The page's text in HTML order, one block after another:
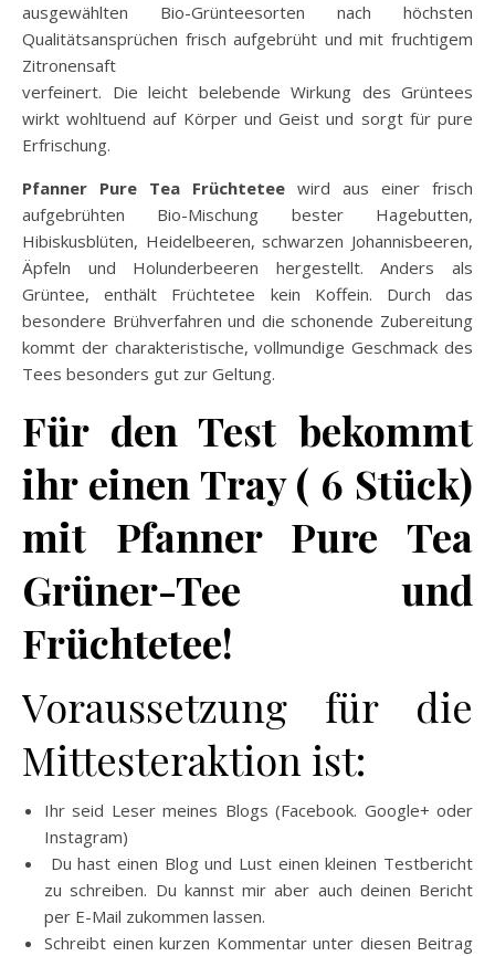
ausgewählten Bio-Grünteesorten nach höchsten
Qualitätsansprüchen frisch aufgebrüht und mit fruchtigem
Zitronensaft
verfeinert. Die leicht belebende Wirkung des Grüntees
wirkt wohltuend auf Körper und Geist und sorgt für pure
Erfrischung.
Pfanner Pure Tea Früchtetee wird aus einer frisch
aufgebrühten Bio-Mischung bester Hagebutten,
Hibiskusblüten, Heidelbeeren, schwarzen Johannisbeeren,
Äpfeln und Holunderbeeren hergestellt. Anders als
Grüntee, enthält Früchtetee kein Koffein. Durch das
besondere Brühverfahren und die schonende Zubereitung
kommt der charakteristische, vollmundige Geschmack des
Tees besonders gut zur Geltung.
Für den Test bekommt
ihr einen Tray ( 6 Stück)
mit Pfanner Pure Tea
Grüner-Tee und
Früchtetee!
Voraussetzung für die
Mittesteraktion ist:
Ihr seid Leser meines Blogs (Facebook. Google+ oder
Instagram)
Du hast einen Blog und Lust einen kleinen Testbericht
zu schreiben. Du kannst mir aber auch deinen Bericht
per E-Mail zukommen lassen.
Schreibt einen kurzen Kommentar unter diesen Beitrag